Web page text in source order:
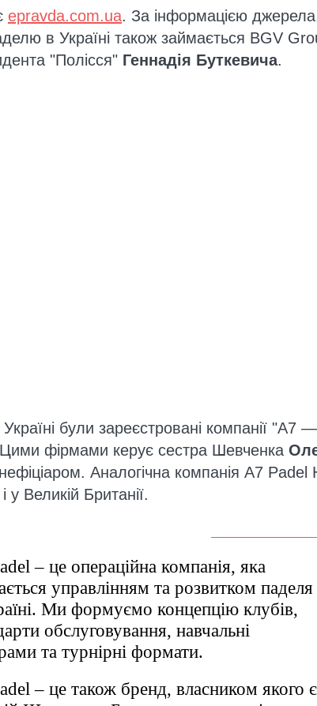
epravda.com.ua. За інформацією
в Україні також займається BGV
"Полісся" Геннадія Буткевича.
Україні були зареєстровані компанії "А7
фірмами керує сестра Шевченка
Аналогічна компанія A7 Padel
Великій Британії.
– це операційна компанія, яка
управлінням та розвитком паделя
Ми формуємо концепцію клубів,
обслуговування, навчальні
та турнірні формати.
– це також бренд, власником якого є